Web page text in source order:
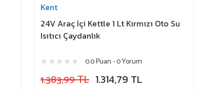
Kent
24V Araç İçi Kettle 1 Lt Kırmızı Oto Su
Isıtıcı Çaydanlık
0.0 Puan - 0 Yorum
1.383,99 TL 1.314,79 TL